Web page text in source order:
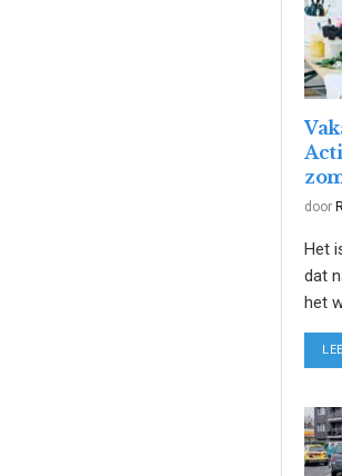
door
Het
dat
het